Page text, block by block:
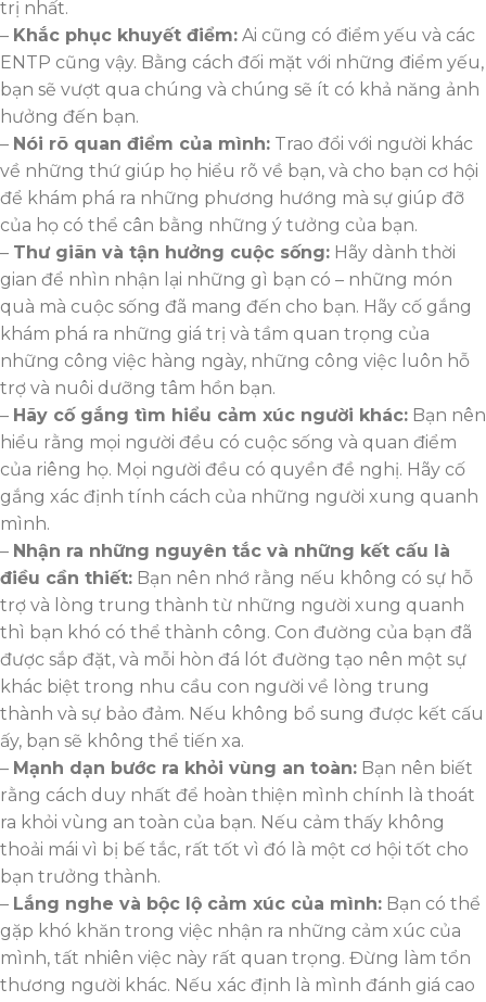
trị nhất.
– Khắc phục khuyết điểm: Ai cũng có điểm yếu và các
ENTP cũng vậy. Bằng cách đối mặt với những điểm yếu,
bạn sẽ vượt qua chúng và chúng sẽ ít có khả năng ảnh
hưởng đến bạn.
– Nói rõ quan điểm của mình: Trao đổi với người khác
về những thứ giúp họ hiểu rõ về bạn, và cho bạn cơ hội
để khám phá ra những phương hướng mà sự giúp đỡ
của họ có thể cân bằng những ý tưởng của bạn.
– Thư giãn và tận hưởng cuộc sống: Hãy dành thời
gian để nhìn nhận lại những gì bạn có – những món
quà mà cuộc sống đã mang đến cho bạn. Hãy cố gắng
khám phá ra những giá trị và tầm quan trọng của
những công việc hàng ngày, những công việc luôn hỗ
trợ và nuôi dưỡng tâm hồn bạn.
– Hãy cố gắng tìm hiểu cảm xúc người khác: Bạn nên
hiểu rằng mọi người đều có cuộc sống và quan điểm
của riêng họ. Mọi người đều có quyền đề nghị. Hãy cố
gắng xác định tính cách của những người xung quanh
mình.
– Nhận ra những nguyên tắc và những kết cấu là
điều cần thiết: Bạn nên nhớ rằng nếu không có sự hỗ
trợ và lòng trung thành từ những người xung quanh
thì bạn khó có thể thành công. Con đường của bạn đã
được sắp đặt, và mỗi hòn đá lót đường tạo nên một sự
khác biệt trong nhu cầu con người về lòng trung
thành và sự bảo đảm. Nếu không bổ sung được kết cấu
ấy, bạn sẽ không thể tiến xa.
– Mạnh dạn bước ra khỏi vùng an toàn: Bạn nên biết
rằng cách duy nhất để hoàn thiện mình chính là thoát
ra khỏi vùng an toàn của bạn. Nếu cảm thấy không
thoải mái vì bị bế tắc, rất tốt vì đó là một cơ hội tốt cho
bạn trưởng thành.
– Lắng nghe và bộc lộ cảm xúc của mình: Bạn có thể
gặp khó khăn trong việc nhận ra những cảm xúc của
mình, tất nhiên việc này rất quan trọng. Đừng làm tổn
thương người khác. Nếu xác định là mình đánh giá cao